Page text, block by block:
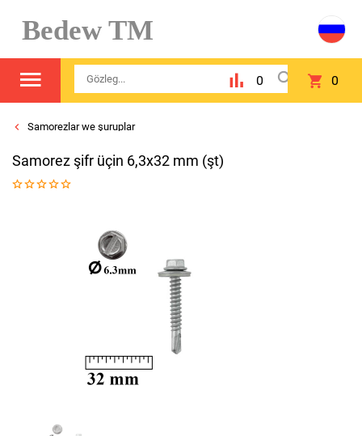
Bedew TM
0 0
Samorezlar we şuruplar
Samorez şifr üçin 6,3x32 mm (şt)